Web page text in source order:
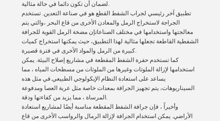
لضمان أن تكون دائما في حالة مثالية.
تطبيق آخر رئيسي لجراب الشفط القطع هو في صناعة التعدين. تستخدم
الجراجة لاستخراج الرمل والمعادن الأخرى من قاع البحر ،والتي يتم
معالجتها واستخدامها في مختلف الصناعاتإن مضخة الرمل القوية للجرافة
الشفطية القاطعة تجعلها مثالية لهذا التطبيق، حيث يمكنها استخراج كميات
كبيرة من الرمل والمواد الأخرى في فترة قصيرة.
كما تستخدم حفرة الشفط المقطعة في مشاريع إصلاح البيئة. يمكن
استخدامها لإزالة الملوثات وغيرها من الملوثات من مسطحات المياه ، مما
يساعد على استعادة النظام الإيكولوجي الطبيعي.في مثل هذه
السيناريوهات، يتم تجهيز الجرافة بمعدات خاصة مثل عربة العصا ومدفوعة
المرساة ، مما يزيد من كفاءتها ودقة.
وأخيراً ، فإن جرافة الشفط المقطعة مناسبة أيضًا لمشاريع استعادة
الأراضي. يمكن استخدام الجرافة لإزالة الرمال والرواسب الأخرى من قاع